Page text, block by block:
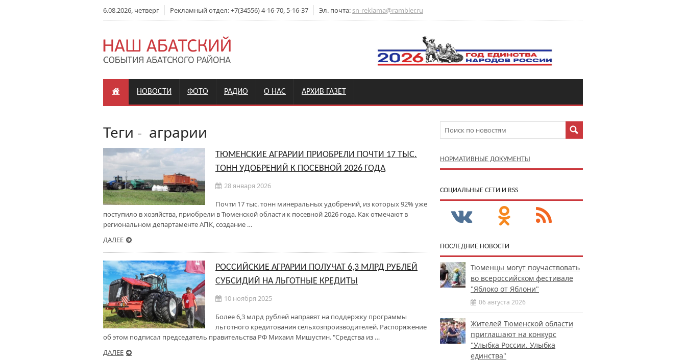
6.08.2026, четверг Рекламный отдел: +7(34556) 4-16-70, 5-16-37 Эл. почта: sn-reklama@rambler.ru
НОВОСТИ ФОТО РАДИО О НАС АРХИВ ГАЗЕТ
Теги - аграрии
ТЮМЕНСКИЕ АГРАРИИ ПРИОБРЕЛИ ПОЧТИ 17 ТЫС.
ТОНН УДОБРЕНИЙ К ПОСЕВНОЙ 2026 ГОДА
28 января 2026
Почти 17 тыс. тонн минеральных удобрений, из которых 92% уже
поступило в хозяйства, приобрели в Тюменской области к посевной 2026 года. Как отмечают в
региональном департаменте АПК, создание …
ДАЛЕЕ
РОССИЙСКИЕ АГРАРИИ ПОЛУЧАТ 6,3 МЛРД РУБЛЕЙ
СУБСИДИЙ НА ЛЬГОТНЫЕ КРЕДИТЫ
10 ноября 2025
Более 6,3 млрд рублей направят на поддержку программы
льготного кредитования сельхозпроизводителей. Распоряжение
об этом подписал председатель правительства РФ Михаил Мишустин. "Средства из …
ДАЛЕЕ
НОРМАТИВНЫЕ ДОКУМЕНТЫ
CОЦИАЛЬНЫЕ СЕТИ И RSS
ПОСЛЕДНИЕ НОВОСТИ
Тюменцы могут поучаствовать
во всероссийском фестивале
"Яблоко от Яблони"
06 августа 2026
Жителей Тюменской области
приглашают на конкурс
"Улыбка России. Улыбка
единства"